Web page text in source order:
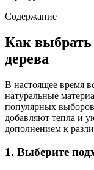
Содержание
Как выбрать
дерева
В настоящее время
натуральные
популярных
добавляют тепла и
дополнением к
1. Выберите